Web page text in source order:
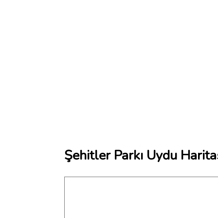
Şehitler Parkı Uydu